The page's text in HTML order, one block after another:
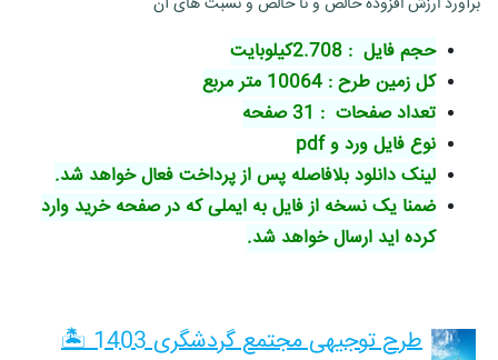
حجم فایل : 2.708کیلوبایت
کل زمین طرح : 10064 متر مربع
تعداد صفحات : 31 صفحه
نوع فایل ورد و pdf
لینک دانلود بلافاصله پس از پرداخت فعال خواهد شد.
ضمنا یک نسخه از فایل به ایملی که در صفحه خرید وارد
کرده اید ارسال خواهد شد.
طرح توجیهی مجتمع گردشگری 1403 🏝️